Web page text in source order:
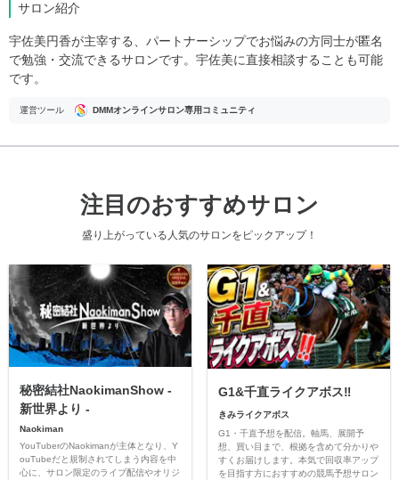
サロン紹介
宇佐美円香が主宰する、パートナーシップでお悩みの方同士が匿名
で勉強・交流できるサロンです。宇佐美に直接相談することも可能
です。
運営ツール DMMオンラインサロン専用コミュニティ
注目のおすすめサロン
盛り上がっている人気のサロンをピックアップ！
秘密結社NaokimanShow -
新世界より -
Naokiman
YouTuberのNaokimanが主体となり、Y
ouTubeだと規制されてしまう内容を中
心に、サロン限定のライブ配信やオリジ
G1&千直ライクアボス‼️
きみライクアボス
G1・千直予想を配信。軸馬、展開予
想、買い目まで、根拠を含めて分かりや
すくお届けします。本気で回収率アップ
を目指す方におすすめの競馬予想サロン